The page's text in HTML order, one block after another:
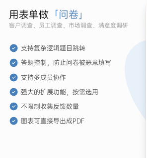
用表单做「问卷」
客户调查、员工调查、市场调查、满意度调研
支持复杂逻辑题目跳转
答题控制，防止问卷被恶意填写
支持多成员协作
强大的扩展功能，按需选用
不限制收集反馈数量
图表可直接导出成PDF